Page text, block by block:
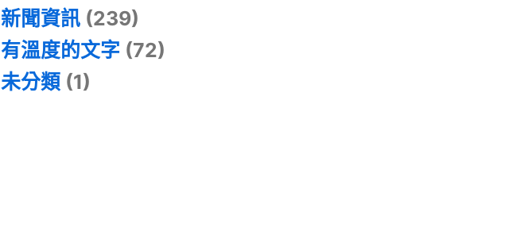
新聞資訊 (239)
有溫度的文字 (72)
未分類 (1)